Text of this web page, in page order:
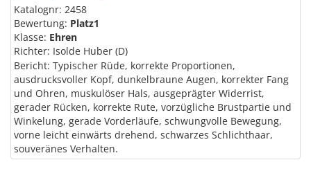
Katalognr: 2458
Bewertung: Platz1
Klasse: Ehren
Richter: Isolde Huber (D)
Bericht: Typischer Rüde, korrekte Proportionen,
ausdrucksvoller Kopf, dunkelbraune Augen, korrekter Fang
und Ohren, muskulöser Hals, ausgeprägter Widerrist,
gerader Rücken, korrekte Rute, vorzügliche Brustpartie und
Winkelung, gerade Vorderläufe, schwungvolle Bewegung,
vorne leicht einwärts drehend, schwarzes Schlichthaar,
souveränes Verhalten.